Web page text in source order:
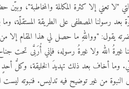
"لا تعني إلا كثرة المكالمة والمخاطبة"،
رسولنا المصطفى على الطريقة المستقلّة، وما
يقول: "وواللهِ ما حصل لي هذا المقام إلا
غيرةُ الله ولا غيرةُ رسوله، فإني أُرَبَّى تحت
أخاف بعد ذلك تهديدَ الخليقة، وكلُّ أحدٍ
من غير توضيح فيه تدليس. فنبوته ليست